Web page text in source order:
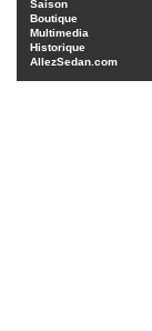
Saison
Boutique
Multimedia
Historique
AllezSedan.com